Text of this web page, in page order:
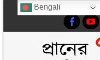
Bengali